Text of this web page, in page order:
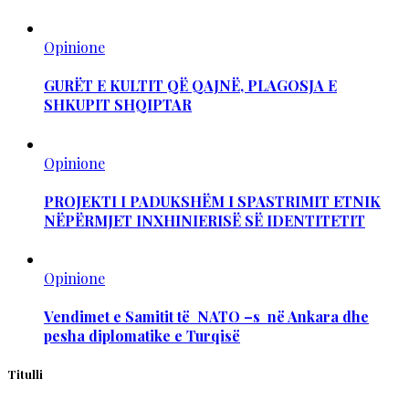
Opinione
GURËT E KULTIT QË QAJNË, PLAGOSJA E
SHKUPIT SHQIPTAR
Opinione
PROJEKTI I PADUKSHËM I SPASTRIMIT ETNIK
NËPËRMJET INXHINIERISË SË IDENTITETIT
Opinione
Vendimet e Samitit të NATO –s në Ankara dhe
pesha diplomatike e Turqisë
Titulli